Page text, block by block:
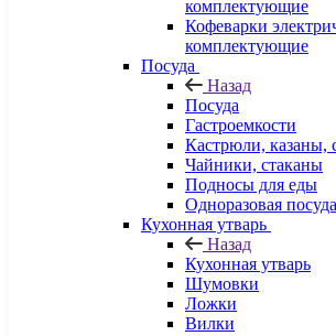
комплектующие
Кофеварки
комплектующие
Посуда
Назад
Посуда
Гастроемкости
Кастрюли, казаны,
Чайники, стаканы
Подносы для еды
Одноразовая посуда
Кухонная утварь
Назад
Кухонная утварь
Шумовки
Ложки
Вилки